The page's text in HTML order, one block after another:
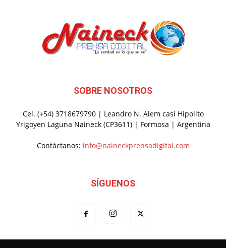
SOBRE NOSOTROS
Cel. (+54) 3718679790 | Leandro N. Alem casi Hipolito
Yrigoyen Laguna Naineck (CP3611) | Formosa | Argentina
Contáctanos: info@naineckprensadigital.com
SÍGUENOS